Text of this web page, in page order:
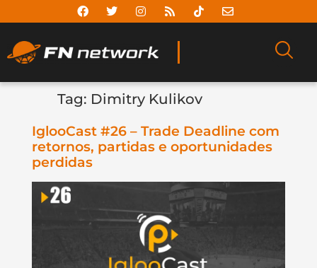
Tag: Dimitry Kulikov
IglooCast #26 – Trade Deadline com
retornos, partidas e oportunidades
perdidas